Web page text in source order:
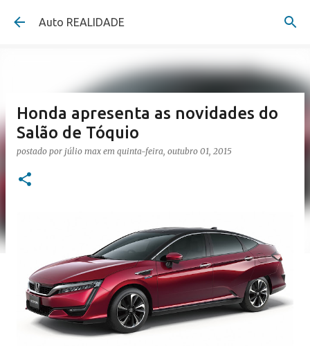
Pular para o conteúdo principal
Auto REALIDADE
Honda apresenta as novidades do
Salão de Tóquio
postado por júlio max em quinta-feira, outubro 01, 2015